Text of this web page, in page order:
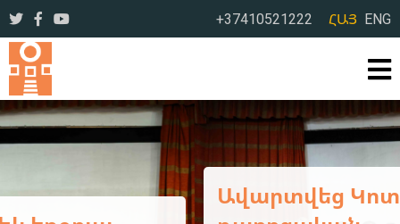
+37410521222 ՀԱՅ ENG
Ավարտվեց Կոտայքի մարզի